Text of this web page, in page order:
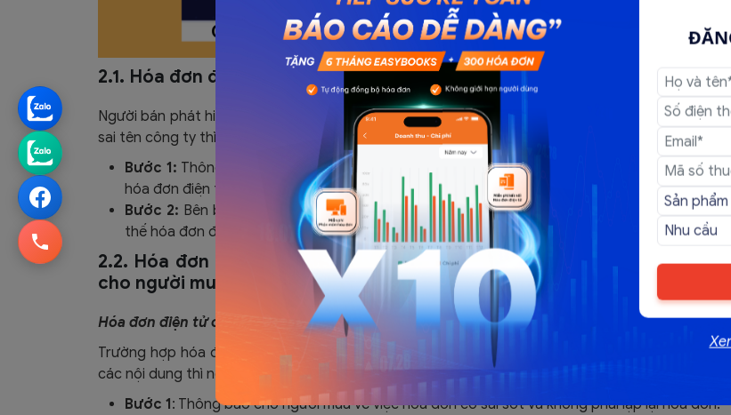
2.1. Hóa đơn điện tử bị sai tên công ty chưa gửi cho người mua
Người bán phát hiện hóa đơn điện tử đã được cấp mã của cơ quan thuế chưa gửi cho người
sai tên công ty thì người bán:
Bước 1: Thông báo với cơ quan thuế theo mẫu số 04/SS-HĐĐT => Cơ quan thuế thực
hóa đơn điện tử đã được cấp mã có sai sót lưu trên hệ thống của cơ quan thuế.
Bước 2: Bên bán lập hóa đơn điện tử mới, ký số gửi cơ quan thuế để cấp mã hóa đơn
thế hóa đơn đã lập để gửi cho người mua.
2.2. Hóa đơn điện tử bị sai tên công ty không sai các nội dung khác
cho người mua
Hóa đơn điện tử có mã sai tên công ty đã gửi cho người mua
Trường hợp hóa đơn điện tử có mã của cơ quan thuế sai tên công ty nhưng không sai mã số
các nội dung thì người bán:
Bước 1: Thông báo cho người mua về việc hóa đơn có sai sót và không phải lập lại hóa đơn.